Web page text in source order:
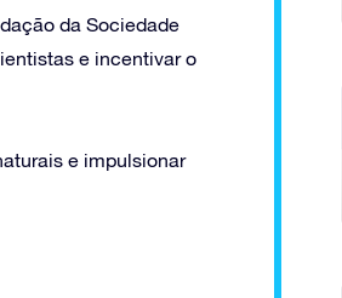
da Sociedade
e incentivar o
e impulsionar